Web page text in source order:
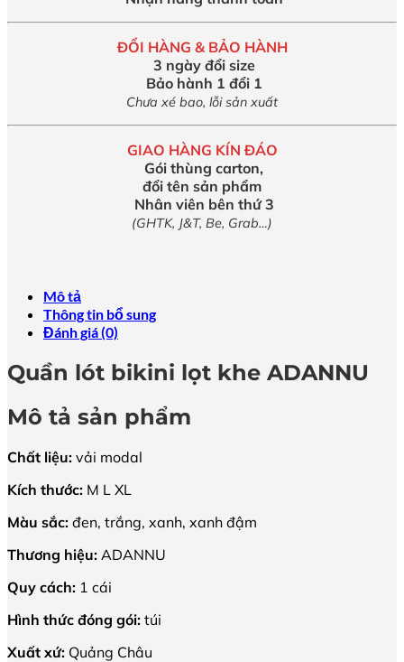
ĐỔI HÀNG & BẢO HÀNH
3 ngày đổi size
Bảo hành 1 đổi 1
Chưa xé bao, lỗi sản xuất
GIAO HÀNG KÍN ĐÁO
Gói thùng carton,
đổi tên sản phẩm
Nhân viên bên thứ 3
(GHTK, J&T, Be, Grab…)
Mô tả
Thông tin bổ sung
Đánh giá (0)
Quần lót bikini lọt khe ADANNU
Mô tả sản phẩm
Chất liệu: vải modal
Kích thước: M L XL
Màu sắc: đen, trắng, xanh, xanh đậm
Thương hiệu: ADANNU
Quy cách: 1 cái
Hình thức đóng gói: túi
Xuất xứ: Quảng Châu